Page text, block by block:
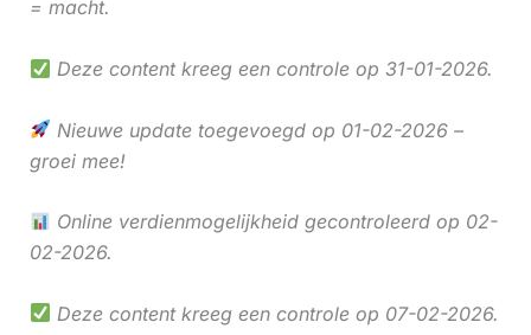
= macht.
Deze content kreeg een controle op 31-01-2026.
Nieuwe update toegevoegd op 01-02-2026 –
groei mee!
Online verdienmogelijkheid gecontroleerd op 02-
02-2026.
Deze content kreeg een controle op 07-02-2026.